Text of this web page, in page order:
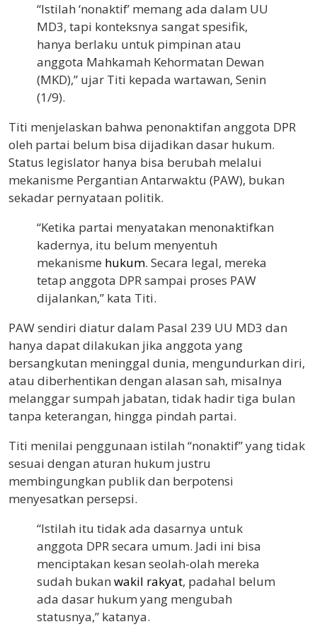
“Istilah ‘nonaktif’ memang ada dalam UU
MD3, tapi konteksnya sangat spesifik,
hanya berlaku untuk pimpinan atau
anggota Mahkamah Kehormatan Dewan
(MKD),” ujar Titi kepada wartawan, Senin
(1/9).
Titi menjelaskan bahwa penonaktifan anggota DPR
oleh partai belum bisa dijadikan dasar hukum.
Status legislator hanya bisa berubah melalui
mekanisme Pergantian Antarwaktu (PAW), bukan
sekadar pernyataan politik.
“Ketika partai menyatakan menonaktifkan
kadernya, itu belum menyentuh
mekanisme hukum. Secara legal, mereka
tetap anggota DPR sampai proses PAW
dijalankan,” kata Titi.
PAW sendiri diatur dalam Pasal 239 UU MD3 dan
hanya dapat dilakukan jika anggota yang
bersangkutan meninggal dunia, mengundurkan diri,
atau diberhentikan dengan alasan sah, misalnya
melanggar sumpah jabatan, tidak hadir tiga bulan
tanpa keterangan, hingga pindah partai.
Titi menilai penggunaan istilah “nonaktif” yang tidak
sesuai dengan aturan hukum justru
membingungkan publik dan berpotensi
menyesatkan persepsi.
“Istilah itu tidak ada dasarnya untuk
anggota DPR secara umum. Jadi ini bisa
menciptakan kesan seolah-olah mereka
sudah bukan wakil rakyat, padahal belum
ada dasar hukum yang mengubah
statusnya,” katanya.